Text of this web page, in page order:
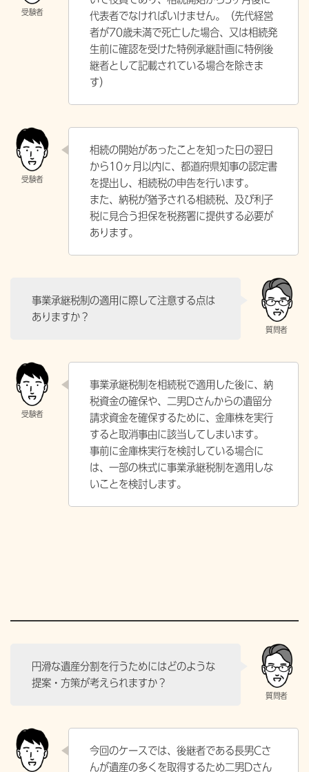
代表者でなければいけません。（先代経営
者が70歳未満で死亡した場合、⼜は相続発
⽣前に確認を受けた特例承継計画に特例後
継者として記載されている場合を除きま
す）
相続の開始があったことを知った⽇の翌⽇
から10ヶ⽉以内に、都道府県知事の認定書
を提出し、相続税の申告を行います。
また、納税が猶予される相続税、及び利⼦
税に⾒合う担保を税務署に提供する必要が
あります。
事業承継税制の適用に際して注意する点は
ありますか？
事業承継税制を相続税で適用した後に、納
税資金の確保や、二男Dさんからの遺留分
請求資金を確保するために、金庫株を実行
すると取消事由に該当してしまいます。
事前に金庫株実行を検討している場合に
は、一部の株式に事業承継税制を適用しな
いことを検討します。
円滑な遺産分割を行うためにはどのような
提案・方策が考えられますか？
今回のケースでは、後継者である長男Cさ
んが遺産の多くを取得するため二男Dさん